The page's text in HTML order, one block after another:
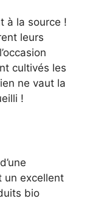
à la source !
leurs
cultivés les
ne vaut la
!
un excellent
bio